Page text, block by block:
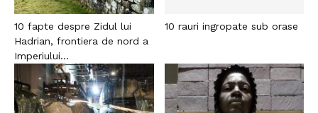
10 fapte despre Zidul lui
Hadrian, frontiera de nord a
Imperiului...
10 rauri ingropate sub orase